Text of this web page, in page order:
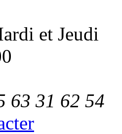
et Jeudi
63 31 62 54